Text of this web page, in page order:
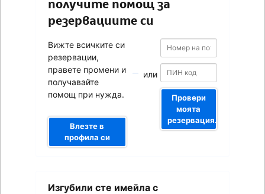
получите помощ за
резервациите си
Вижте всичките си
резервации,
правете промени и
получавайте
помощ при нужда.
Влезте в
профила си
или
Номер
на
потвърждението
Номер
потвърждението
Провери
моята
резервация.
Изгубили сте имейла с
имейл